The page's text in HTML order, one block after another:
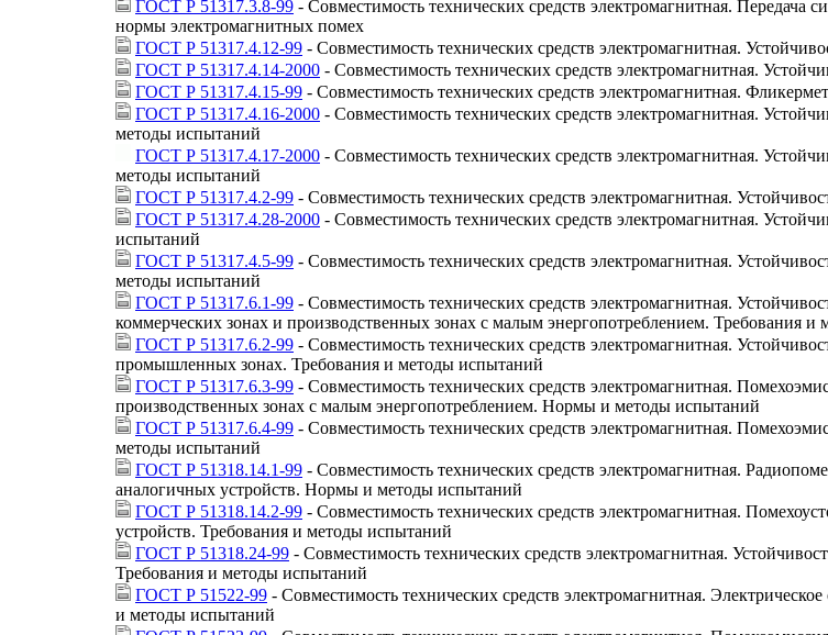
ГОСТ Р 51317.3.8-99 - Совместимость технических средств электромагнитная. Передача
нормы электромагнитных помех
ГОСТ Р 51317.4.12-99 - Совместимость технических средств электромагнитная.
ГОСТ Р 51317.4.14-2000 - Совместимость технических средств электромагнитная.
ГОСТ Р 51317.4.15-99 - Совместимость технических средств электромагнитная.
ГОСТ Р 51317.4.16-2000 - Совместимость технических средств электромагнитная.
методы испытаний
ГОСТ Р 51317.4.17-2000 - Совместимость технических средств электромагнитная.
методы испытаний
ГОСТ Р 51317.4.2-99 - Совместимость технических средств электромагнитная.
ГОСТ Р 51317.4.28-2000 - Совместимость технических средств электромагнитная.
испытаний
ГОСТ Р 51317.4.5-99 - Совместимость технических средств электромагнитная.
методы испытаний
ГОСТ Р 51317.6.1-99 - Совместимость технических средств электромагнитная.
коммерческих зонах и производственных зонах с малым энергопотреблением. Требования и
ГОСТ Р 51317.6.2-99 - Совместимость технических средств электромагнитная.
промышленных зонах. Требования и методы испытаний
ГОСТ Р 51317.6.3-99 - Совместимость технических средств электромагнитная.
производственных зонах с малым энергопотреблением. Нормы и методы испытаний
ГОСТ Р 51317.6.4-99 - Совместимость технических средств электромагнитная.
методы испытаний
ГОСТ Р 51318.14.1-99 - Совместимость технических средств электромагнитная.
аналогичных устройств. Нормы и методы испытаний
ГОСТ Р 51318.14.2-99 - Совместимость технических средств электромагнитная.
устройств. Требования и методы испытаний
ГОСТ Р 51318.24-99 - Совместимость технических средств электромагнитная.
Требования и методы испытаний
ГОСТ Р 51522-99 - Совместимость технических средств электромагнитная.
и методы испытаний